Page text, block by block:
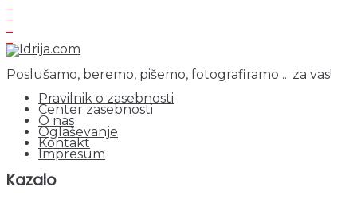
Poslušamo, beremo, pišemo, fotografiramo ... za vas!
Pravilnik o zasebnosti
Center zasebnosti
O nas
Oglaševanje
Kontakt
Impresum
Kazalo